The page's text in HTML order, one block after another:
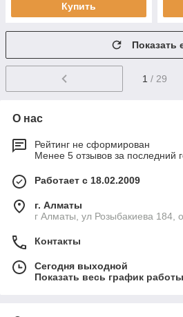
Купить
Показать
1 / 29
О нас
Рейтинг не сформирован
Менее 5 отзывов за последний
Работает с 18.02.2009
г. Алматы
г Алматы, ул Розыбакиева 184,
Контакты
Сегодня выходной
Показать весь график работы